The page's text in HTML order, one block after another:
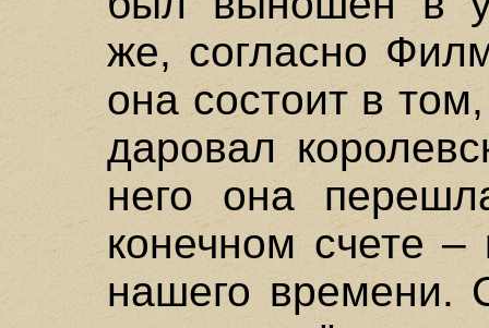
же, согласно
она состоит в
даровал
него она
конечном счете
нашего времени.